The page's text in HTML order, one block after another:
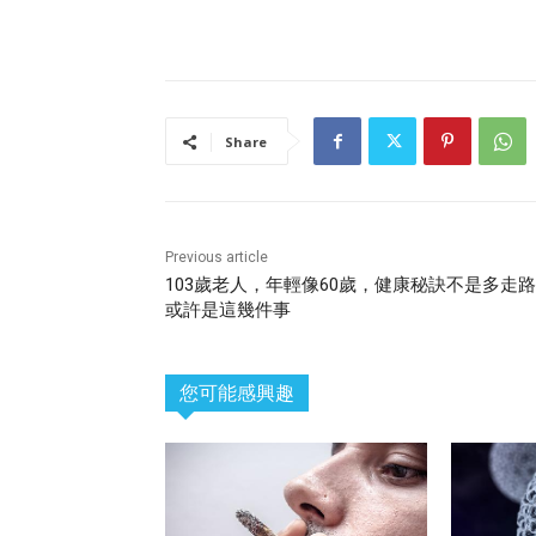
Share
Previous article
103歲老人，年輕像60歲，健康秘訣不是多走
或許是這幾件事
您可能感興趣